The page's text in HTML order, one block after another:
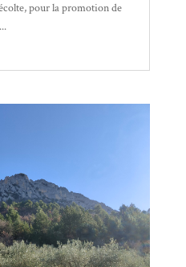
pour la promotion de